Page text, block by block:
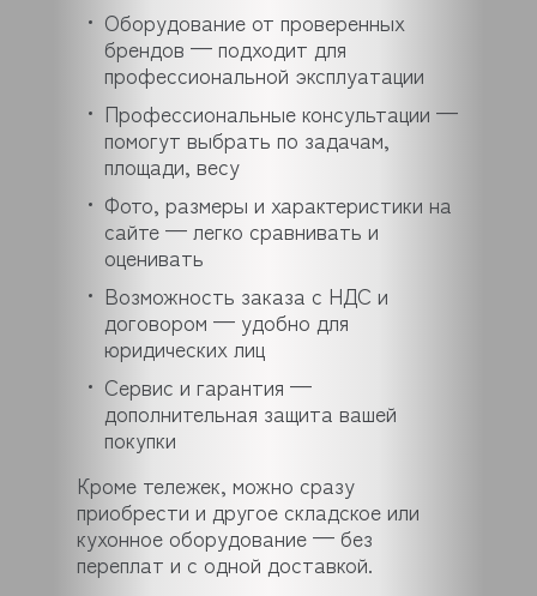
Оборудование от проверенных
брендов — подходит для
профессиональной эксплуатации
Профессиональные консультации —
помогут выбрать по задачам,
площади, весу
Фото, размеры и характеристики на
сайте — легко сравнивать и
оценивать
Возможность заказа с НДС и
договором — удобно для
юридических лиц
Сервис и гарантия —
дополнительная защита вашей
покупки
Кроме тележек, можно сразу
приобрести и другое складское или
кухонное оборудование — без
переплат и с одной доставкой.